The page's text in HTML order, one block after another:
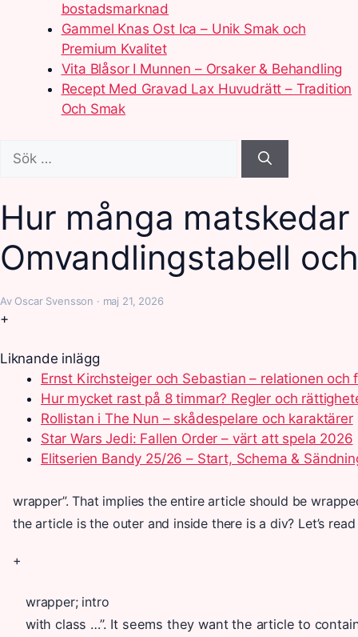
bostadsmarknad
Gammel Knas Ost Ica – Unik Smak och
Premium Kvalitet
Vita Blåsor I Munnen – Orsaker & Behandling
Recept Med Gravad Lax Huvudrätt – Tradition
Och Smak
efter:
Hur många matskedar
Omvandlingstabell
Av Oscar Svensson · maj 21, 2026
+
Liknande inlägg
Ernst Kirchsteiger och Sebastian – relationen och
Hur mycket rast på 8 timmar? Regler och
Rollistan i The Nun – skådespelare och karaktärer
Star Wars Jedi: Fallen Order – värt att spela 2026
Elitserien Bandy 25/26 – Start, Schema &
wrapper”. That implies the entire article should be
the article is the outer and inside there is a div? Let’s
+
wrapper; intro
with class …”. It seems they want the article to